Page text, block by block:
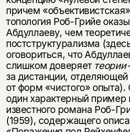
причем
топология Роб-Грийе
Абдуллаеву, чем
постструктурализма
оговориться, что
слишком доверяет теории
за дистанции, отделяющей
от форм «чистого» опыта).
один характерный пример
известного романа Роб-
(1959), содержащего